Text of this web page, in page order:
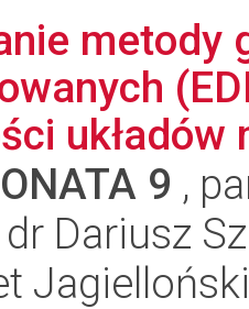
metody
układów
9 ,
Dariusz